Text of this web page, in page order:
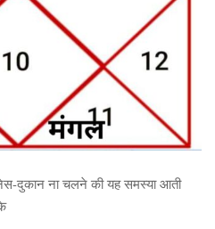
दुकान ना चलने की यह समस्या आती